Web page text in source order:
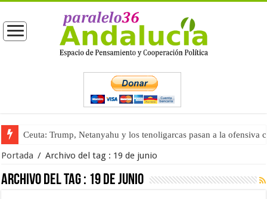
Ceuta: Trump, Netanyahu y los tenoligarcas pasan a la ofensiva
Portada / Archivo del tag : 19 de junio
Archivo del tag : 19 de junio